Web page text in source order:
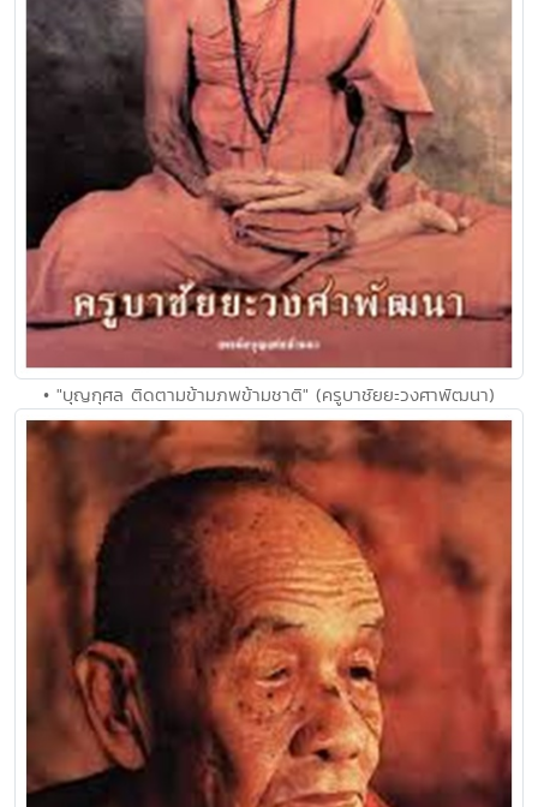
• "บุญกุศล ติดตามข้ามภพข้ามชาติ" (ครูบาชัยยะวงศาพัฒนา)